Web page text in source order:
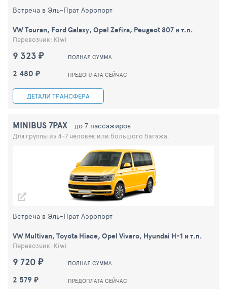
9 323 ₽ ПОЛНАЯ СУММА
2 480 ₽ ПРЕДОПЛАТА СЕЙЧАС
ДЕТАЛИ ТРАНСФЕРА
Встреча в Эль-Прат Аэропорт
VW Touran, Ford Galaxy, Opel Zefira, Peugeot 807 и т.п.
Перевозчик: Kiwi
9 720 ₽ ПОЛНАЯ СУММА
2 579 ₽ ПРЕДОПЛАТА СЕЙЧАС
Встреча в Эль-Прат Аэропорт
MINIBUS 7PAX до 7 пассажиров
Для группы из 4-7 человек или большого багажа.
VW Multivan, Toyota Hiace, Opel Vivaro, Hyundai H-1 и т.п.
Перевозчик: Kiwi